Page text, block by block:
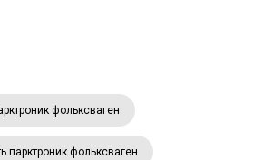
фольксваген
парктроник фольксваген